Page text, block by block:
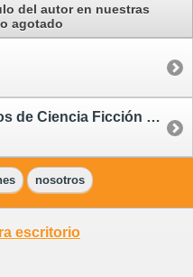
del autoren nuestras
agotado
III Premio Ripley. Relatos de Ciencia Ficción y Terror
nosotros
escritorio